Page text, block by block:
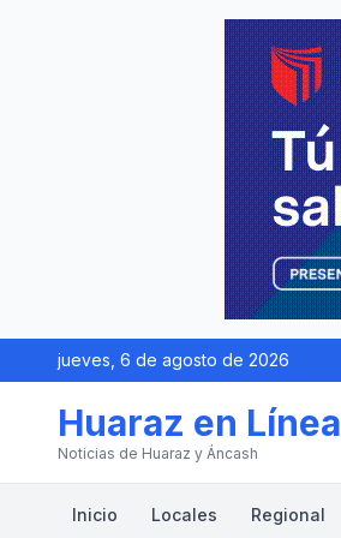
jueves, 6 de agosto de 2026
Huaraz en Línea
Noticias de Huaraz y Áncash
Inicio Locales Regional